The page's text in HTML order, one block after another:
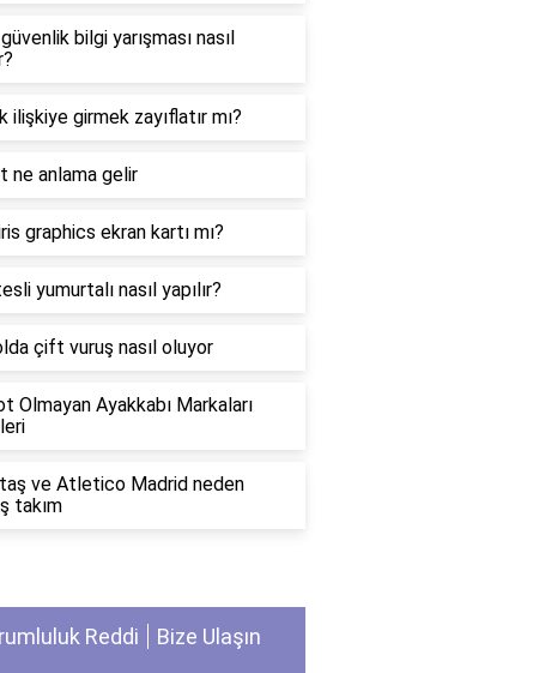
bilgi yarışması nasıl
ilişkiye girmek zayıflatır mı?
ne anlama gelir
graphics ekran kartı mı?
yumurtalı nasıl yapılır?
çift vuruş nasıl oluyor
Olmayan Ayakkabı Markaları
ve Atletico Madrid neden
takım
Reddi Bize Ulaşın